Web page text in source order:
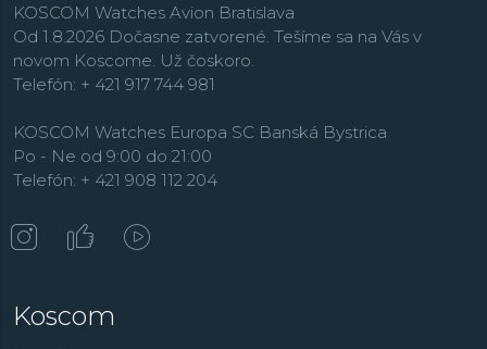
KOSCOM Watches Avion Bratislava
Od 1.8.2026 Dočasne zatvorené. Tešíme sa na Vás v
novom Koscome. Už čoskoro.
Telefón: + 421 917 744 981
KOSCOM Watches Europa SC Banská Bystrica
Po - Ne od 9:00 do 21:00
Telefón: + 421 908 112 204
Koscom